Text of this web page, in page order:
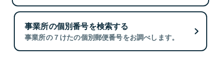
事業所の個別番号を検索する
事業所の７けたの個別郵便番号をお調べします。